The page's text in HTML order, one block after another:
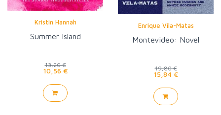
Kristin Hannah
Summer Island
13,20 €
10,56 €
Enrique Vila-Matas
Montevideo: Novel
19,80 €
15,84 €